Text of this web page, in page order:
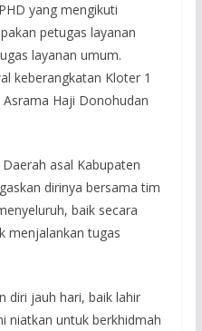
yang mengikuti
petugas layanan
layanan umum.
keberangkatan Kloter 1
Haji Donohudan
asal Kabupaten
dirinya bersama tim
baik secara
menjalankan tugas
diri jauh hari, baik lahir
niatkan untuk berkhidmah